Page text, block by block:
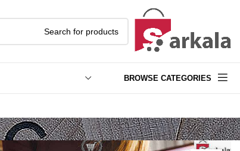
BROWSE CATEGORIES